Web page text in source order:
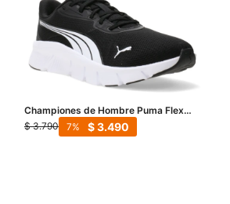
Championes de Hombre Puma Flex
Focus Lite Modern - Negro - Blanco
$ 3.790 $3.490
7